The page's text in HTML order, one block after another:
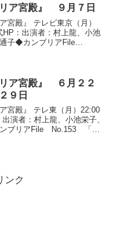
リア宮殿』 ９月７日
宮殿』 テレビ東京（月）
HP：出演者：村上龍、小池
子◆カンブリアFile
リア宮殿』 ６月２２
９日
ア宮殿』 テレ東（月）22:00
演者：村上龍、小池栄子、
ブリアFile No.153 「２
ンク